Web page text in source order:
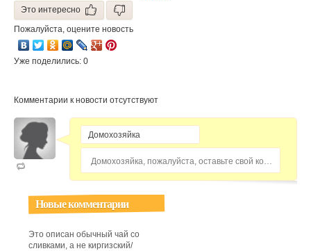
Это интересно
Пожалуйста, оцените новость
Уже поделились: 0
Комментарии к новости отсутствуют
Домохозяйка, пожалуйста, оставьте свой комментарий...
Новые комментарии
Это описан обычный чай со
сливками, а не киргизский/